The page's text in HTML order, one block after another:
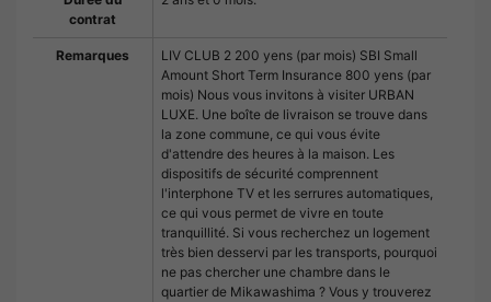
contrat
Remarques
LIV CLUB 2 200 yens (par mois) SBI Small
Amount Short Term Insurance 800 yens (par
mois) Nous vous invitons à visiter URBAN
LUXE. Une boîte de livraison se trouve dans
la zone commune, ce qui vous évite
d'attendre des heures à la maison. Les
dispositifs de sécurité comprennent
l'interphone TV et les serrures automatiques,
ce qui vous permet de vivre en toute
tranquillité. Si vous recherchez un logement
très bien desservi par les transports, pourquoi
ne pas chercher une chambre dans le
quartier de Mikawashima ? Vous y trouverez